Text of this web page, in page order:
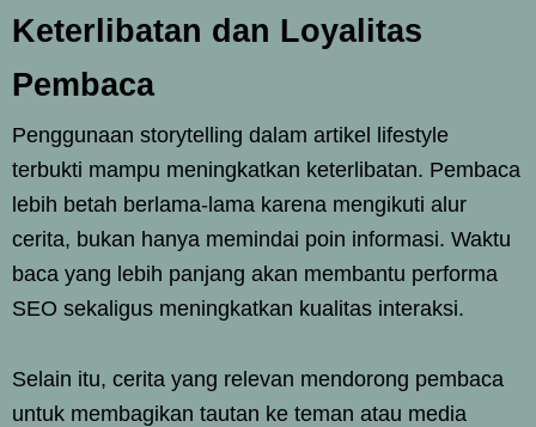
Keterlibatan dan Loyalitas
Pembaca
Penggunaan storytelling dalam artikel lifestyle
terbukti mampu meningkatkan keterlibatan. Pembaca
lebih betah berlama-lama karena mengikuti alur
cerita, bukan hanya memindai poin informasi. Waktu
baca yang lebih panjang akan membantu performa
SEO sekaligus meningkatkan kualitas interaksi.
Selain itu, cerita yang relevan mendorong pembaca
untuk membagikan tautan ke teman atau media